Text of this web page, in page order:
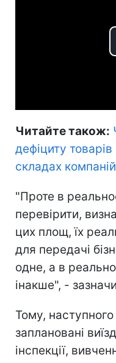
Читайте також:
дефіциту
складах компаній
"Проте в
перевірити,
цих площ, їх
для передачі
одне, а в
інакше", -
Тому,
заплановані
інспекції,